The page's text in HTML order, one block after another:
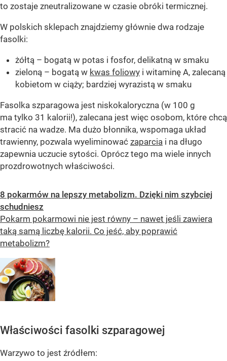
to zostaje zneutralizowane w czasie obróki termicznej.
W polskich sklepach znajdziemy głównie dwa rodzaje
fasolki:
żółtą – bogatą w potas i fosfor, delikatną w smaku
zieloną – bogatą w kwas foliowy i witaminę A, zalecaną
kobietom w ciąży; bardziej wyrazistą w smaku
Fasolka szparagowa jest niskokaloryczna (w 100 g
ma tylko 31 kalorii!), zalecana jest więc osobom, które chcą
stracić na wadze. Ma dużo błonnika, wspomaga układ
trawienny, pozwala wyeliminować zaparcia i na długo
zapewnia uczucie sytości. Oprócz tego ma wiele innych
prozdrowotnych właściwości.
8 pokarmów na lepszy metabolizm. Dzięki nim szybciej
schudniesz
Pokarm pokarmowi nie jest równy – nawet jeśli zawiera
taką samą liczbę kalorii. Co jeść, aby poprawić
metabolizm?
Właściwości fasolki szparagowej
Warzywo to jest źródłem: